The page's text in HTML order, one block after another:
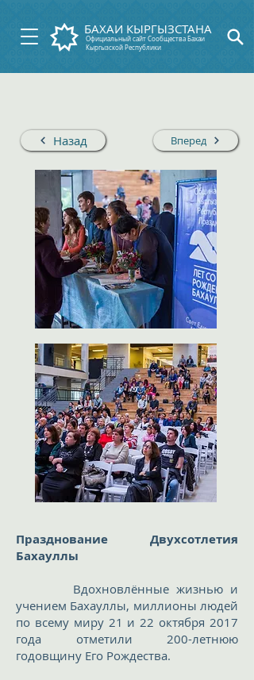
Официальный сайт Сообщества Бахаи
Кыргызской Республики
БАХАИ КЫРГЫЗСТАНА
Назад Вперед
Празднование Двухсотлетия
Бахауллы
Вдохновлённые жизнью и
учением Бахауллы, миллионы людей
по всему миру 21 и 22 октября 2017
года отметили 200-летнюю
годовщину Его Рождества.